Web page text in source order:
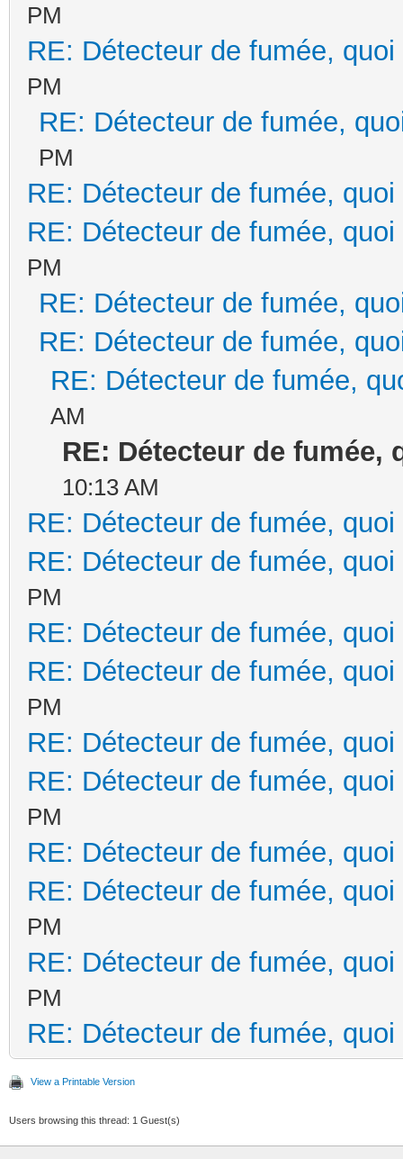
PM
RE: Détecteur de fumée,
PM
RE: Détecteur de fumée,
PM
RE: Détecteur de fumée,
RE: Détecteur de fumée,
PM
RE: Détecteur de fumée,
RE: Détecteur de fumée,
RE: Détecteur de fumée,
AM
RE: Détecteur de fumée,
10:13 AM
RE: Détecteur de fumée,
RE: Détecteur de fumée,
PM
RE: Détecteur de fumée,
RE: Détecteur de fumée,
PM
RE: Détecteur de fumée,
RE: Détecteur de fumée,
PM
RE: Détecteur de fumée,
RE: Détecteur de fumée,
PM
RE: Détecteur de fumée,
PM
RE: Détecteur de fumée,
View a Printable Version
Users browsing this thread: 1 Guest(s)